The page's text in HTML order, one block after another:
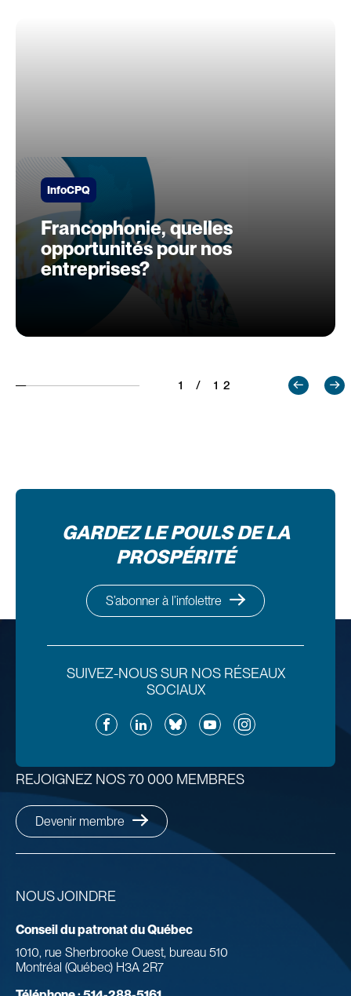
InfoCPQ
Francophonie, quelles
opportunités pour nos
entreprises?
1 / 12
GARDEZ LE POULS DE LA
PROSPÉRITÉ
S’abonner à l’infolettre
SUIVEZ-NOUS SUR NOS RÉSEAUX
SOCIAUX
FacebookLinkedInBlueskyYouTubeInstagram
NOUS JOINDRE
Conseil du patronat du Québec
1010, rue Sherbrooke Ouest, bureau 510
Montréal (Québec) H3A 2R7
REJOIGNEZ NOS 70 000 MEMBRES
Devenir membre